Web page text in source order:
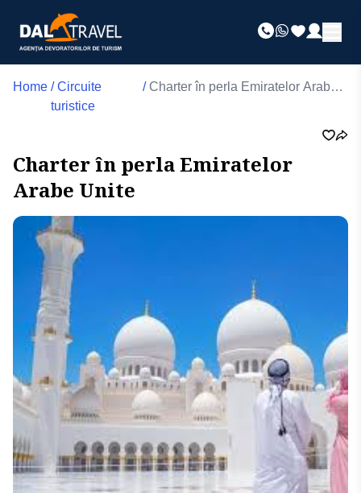
Home / Circuite
turistice
/ Charter în perla Emiratelor Arabe
Charter în perla Emiratelor
Arabe Unite